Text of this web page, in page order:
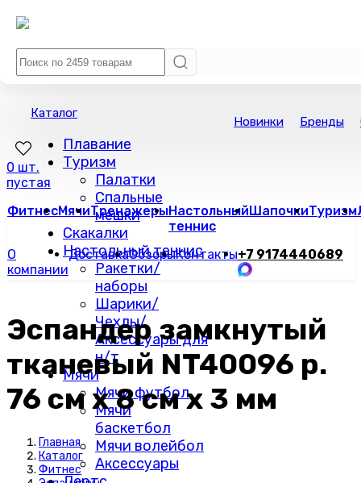
Каталог
Плавание
Туризм
Палатки
Спальные
мешки
Скакалки
Настольный теннис
Ракетки/
наборы
Шарики/
Чехлы/
Аксессуары для
н/т
Мячи
Мячи футбол
Мячи
баскетбол
Мячи волейбол
Аксессуары
Новинки Бренды
0 шт.
пустая
ФитнесМячиТренажерыНастольный
теннис
ШапочкиТуризм
О
компании
ДоставкаОбзорыКонтакты+7 9174440689
Эспандер замкнутый
тканевый NT40096 р.
76 см х 8 см х 3 мм
Главная
Каталог
Фитнес